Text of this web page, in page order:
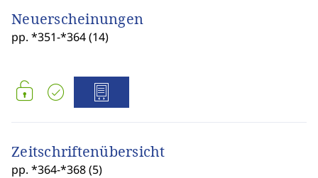
Neuerscheinungen
pp. *351-*364 (14)
Zeitschriftenübersicht
pp. *364-*368 (5)